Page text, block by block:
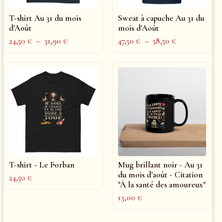
T-shirt Au 31 du mois
d'Août
24,50€ – 31,90€
Sweat à capuche Au 31 du
mois d'Août
47,50€ – 58,50€
T-shirt - Le Forban
24,50€
Mug brillant noir - Au 31
du mois d'août - Citation
"À la santé des amoureux"
13,00€